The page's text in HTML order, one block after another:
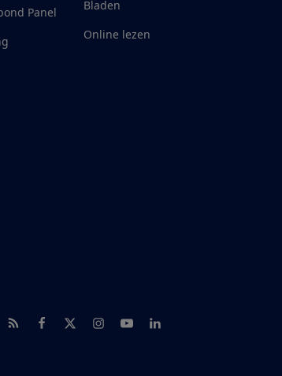
Panel
Bladen
Online lezen
RSS-feed nieuws
Facebook
TwitterInstagram
YoutubeLinkedIn